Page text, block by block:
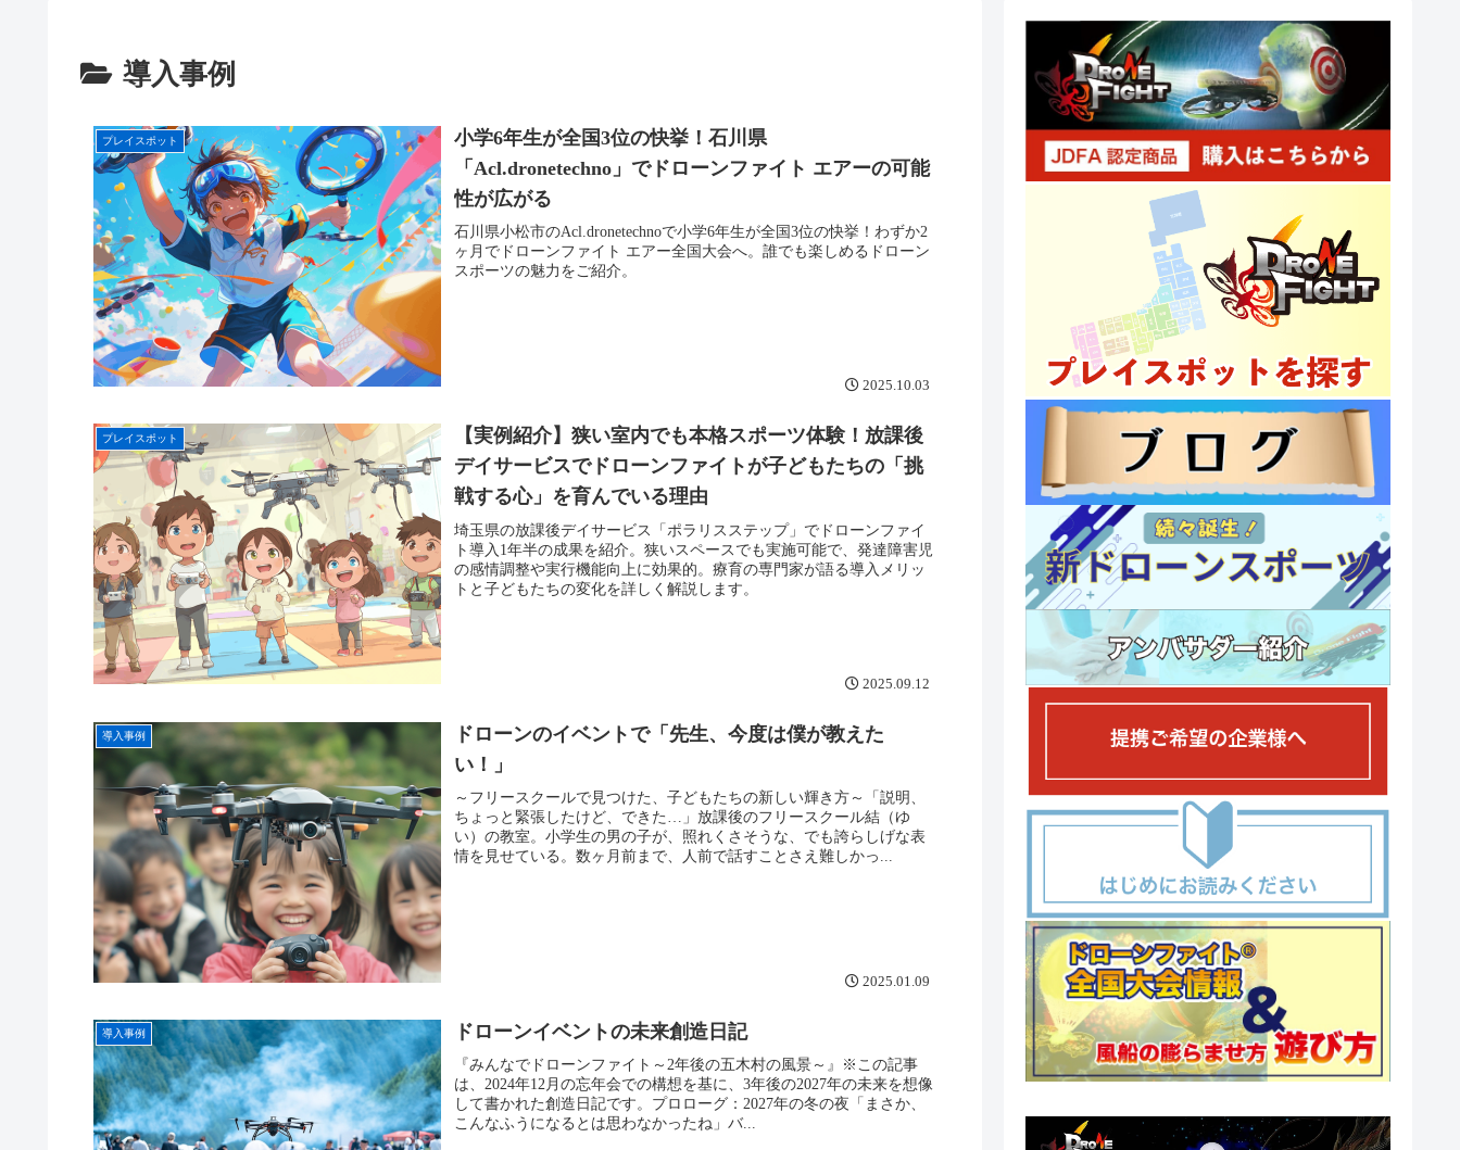
導入事例
プレイスポット
小学6年生が全国3位の快挙！石川県
「Acl.dronetechno」でドローンファイト エアーの可能
性が広がる
石川県小松市のAcl.dronetechnoで小学6年生が全国3位の快挙！わずか2
ヶ月でドローンファイト エアー全国大会へ。誰でも楽しめるドローン
スポーツの魅力をご紹介。
2025.10.03
プレイスポット
【実例紹介】狭い室内でも本格スポーツ体験！放課後
デイサービスでドローンファイトが子どもたちの「挑
戦する心」を育んでいる理由
埼玉県の放課後デイサービス「ポラリスステップ」でドローンファイ
ト導入1年半の成果を紹介。狭いスペースでも実施可能で、発達障害児
の感情調整や実行機能向上に効果的。療育の専門家が語る導入メリッ
トと子どもたちの変化を詳しく解説します。
2025.09.12
導入事例
ドローンのイベントで「先生、今度は僕が教えた
い！」
～フリースクールで見つけた、子どもたちの新しい輝き方～「説明、
ちょっと緊張したけど、できた…」放課後のフリースクール結（ゆ
い）の教室。小学生の男の子が、照れくさそうな、でも誇らしげな表
情を見せている。数ヶ月前まで、人前で話すことさえ難しかっ...
2025.01.09
導入事例 ドローンイベントの未来創造日記
『みんなでドローンファイト～2年後の五木村の風景～』※この記事
は、2024年12月の忘年会での構想を基に、3年後の2027年の未来を想像
して書かれた創造日記です。プロローグ：2027年の冬の夜「まさか、
こんなふうになるとは思わなかったね」バ...